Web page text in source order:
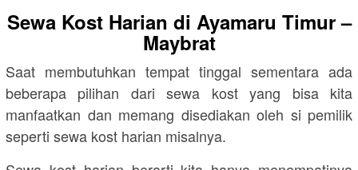
Sewa Kost Harian di Ayamaru Timur –
Maybrat
Saat membutuhkan tempat tinggal sementara ada
beberapa pilihan dari sewa kost yang bisa kita
manfaatkan dan memang disediakan oleh si pemilik
seperti sewa kost harian misalnya.